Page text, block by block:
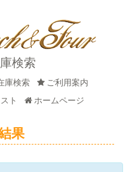
検索
庫検索
ご利用案内
ト ホームページ
果